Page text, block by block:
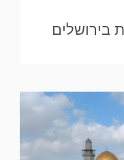
בירושלים